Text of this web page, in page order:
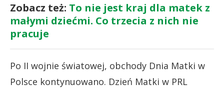
Zobacz też: To nie jest kraj dla matek z
małymi dziećmi. Co trzecia z nich nie
pracuje
Po II wojnie światowej, obchody Dnia Matki w
Polsce kontynuowano. Dzień Matki w PRL